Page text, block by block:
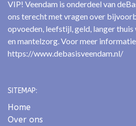
VIP! Veendam is onderdeel van
ons terecht met vragen over
opvoeden, leefstijl, geld, langer
en mantelzorg. Voor meer
https://www.debasisveendam.nl/
SITEMAP:
Home
Over ons